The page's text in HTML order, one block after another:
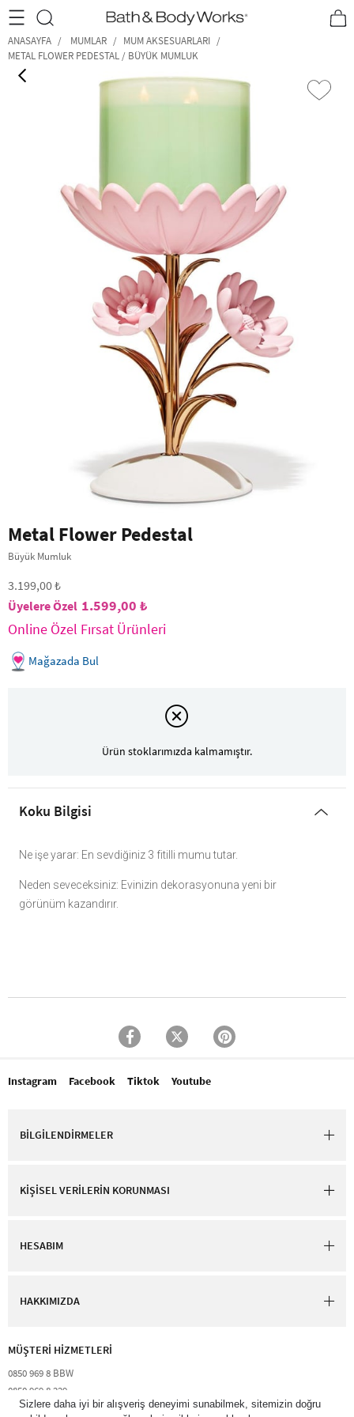
•2200₺ ve Üzeri Kargo Ücretsiz!• *Promosyon Detayları
ANASAYFA MUMLAR
MUM AKSESUARLARI
METAL FLOWER PEDESTAL / BÜYÜK MUMLUK
Metal Flower Pedestal
Büyük Mumluk
3.199,00 ₺
1.599,00 ₺
Online Özel Fırsat Ürünleri
Mağazada Bul
Ürün stoklarımızda kalmamıştır.
Koku Bilgisi
Ne işe yarar: En sevdiğiniz 3 fitilli mumu tutar.
Neden seveceksiniz: Evinizin dekorasyonuna yeni bir
görünüm kazandırır.
Instagram Facebook Tiktok Youtube
BİLGİLENDİRMELER
KİŞİSEL VERİLERİN KORUNMASI
HESABIM
HAKKIMIZDA
MÜŞTERİ HİZMETLERİ​
0850 969 8 BBW​
0850 969 8 229​​
destek@bathandbodyworks.com.tr